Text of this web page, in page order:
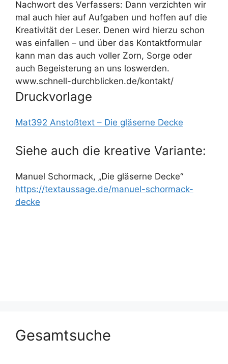
Nachwort des Verfassers: Dann verzichten wir
mal auch hier auf Aufgaben und hoffen auf die
Kreativität der Leser. Denen wird hierzu schon
was einfallen – und über das Kontaktformular
kann man das auch voller Zorn, Sorge oder
auch Begeisterung an uns loswerden.
www.schnell-durchblicken.de/kontakt/
Druckvorlage
Mat392 Anstoßtext – Die gläserne Decke
Siehe auch die kreative Variante:
Manuel Schormack, „Die gläserne Decke“
https://textaussage.de/manuel-schormack-
decke
Gesamtsuche